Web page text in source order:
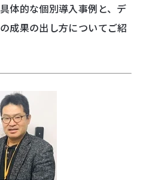
体的な個別導入事例と、デ
成果の出し方についてご紹